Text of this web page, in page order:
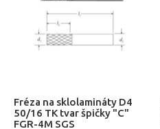
Fréza na sklolamináty D4
50/16 TK tvar špičky "C"
FGR-4M SGS